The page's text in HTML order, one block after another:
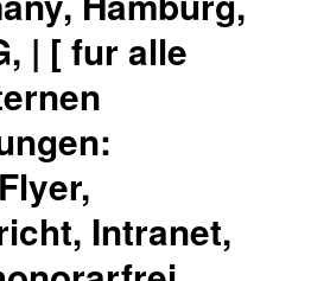
| [ fur alle
Intranet,